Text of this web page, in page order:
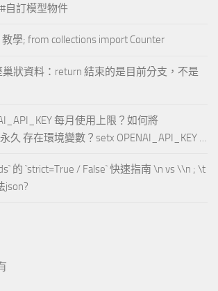
自訂模型物件
教學; from collections import Counter
巢狀資料：return 結束的是目前分支，不是
每月使用上限？如何將
久 存在環境變數？setx OPENAI_API_KEY …
的 `strict=True / False` 快速指南 \n vs \\n ; \t
json?